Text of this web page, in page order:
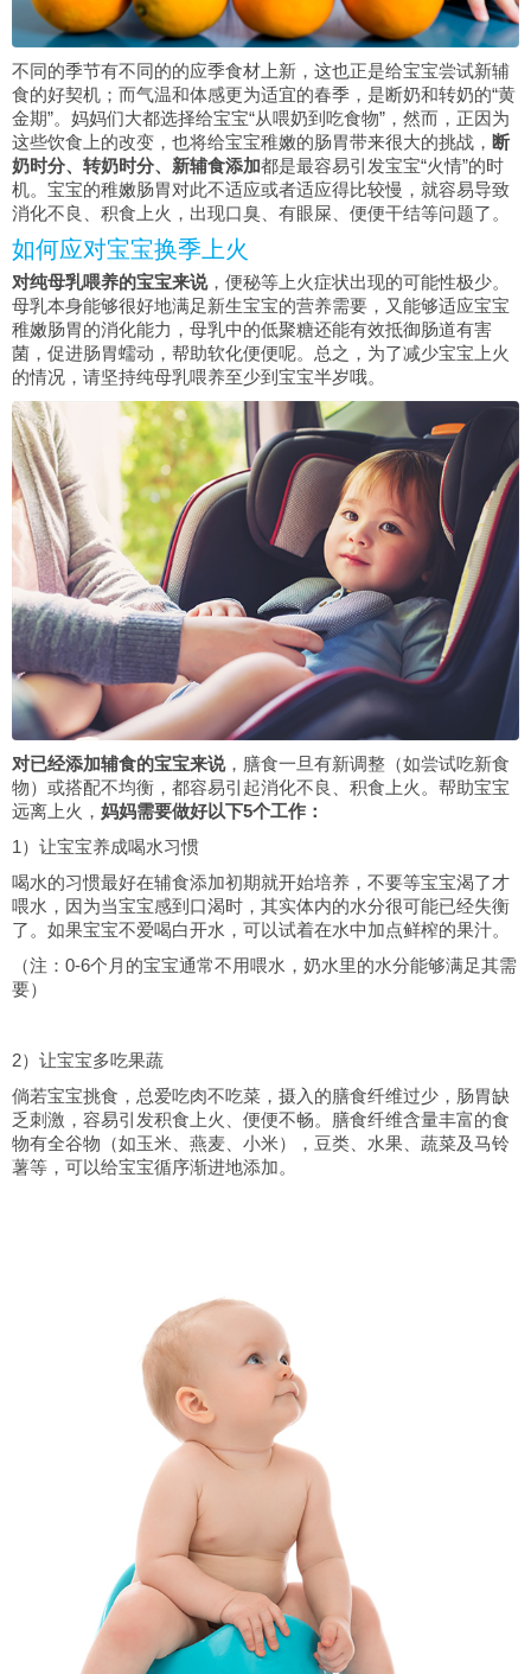
不同的季节有不同的的应季食材上新，这也正是给宝宝尝试新辅
食的好契机；而气温和体感更为适宜的春季，是断奶和转奶的“黄
金期”。妈妈们大都选择给宝宝“从喂奶到吃食物”，然而，正因为
这些饮食上的改变，也将给宝宝稚嫩的肠胃带来很大的挑战， 断
奶时分、转奶时分、新辅食添加都是最容易引发宝宝“火情”的时
机。宝宝的稚嫩肠胃对此不适应或者适应得比较慢，就容易导致
消化不良、积食上火，出现口臭、有眼屎、便便干结等问题了。
如何应对宝宝换季上火
对纯母乳喂养的宝宝来说，便秘等上火症状出现的可能性极少。
母乳本身能够很好地满足新生宝宝的营养需要，又能够适应宝宝
稚嫩肠胃的消化能力，母乳中的低聚糖还能有效抵御肠道有害
菌，促进肠胃蠕动，帮助软化便便呢。总之，为了减少宝宝上火
的情况，请坚持纯母乳喂养至少到宝宝半岁哦。
对已经添加辅食的宝宝来说，膳食一旦有新调整（如尝试吃新食
物）或搭配不均衡，都容易引起消化不良、积食上火。帮助宝宝
远离上火， 妈妈需要做好以下5个工作：
1）让宝宝养成喝水习惯
喝水的习惯最好在辅食添加初期就开始培养，不要等宝宝渴了才
喂水，因为当宝宝感到口渴时，其实体内的水分很可能已经失衡
了。如果宝宝不爱喝白开水，可以试着在水中加点鲜榨的果汁。
（注：0-6个月的宝宝通常不用喂水，奶水里的水分能够满足其需
要）
2）让宝宝多吃果蔬
倘若宝宝挑食，总爱吃肉不吃菜，摄入的膳食纤维过少，肠胃缺
乏刺激，容易引发积食上火、便便不畅。膳食纤维含量丰富的食
物有全谷物（如玉米、燕麦、小米），豆类、水果、蔬菜及马铃
薯等，可以给宝宝循序渐进地添加。